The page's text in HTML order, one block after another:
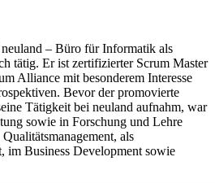
– Büro für Informatik als
tätig. Er ist zertifizierter Scrum Master
Alliance mit besonderem Interesse
Bevor der promovierte
Tätigkeit bei neuland aufnahm, war
sowie in Forschung und Lehre
als
im Business Development sowie